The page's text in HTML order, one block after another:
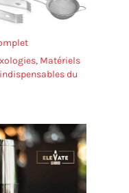
, Matériels
du